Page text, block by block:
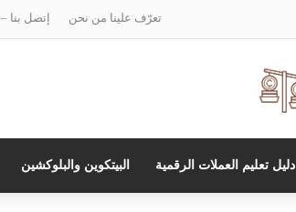
تعرّف علينا من نحن إتصل بنا – Contact Us
دليل تعليم العملات الرقمية البيتكوين والبلوكشين